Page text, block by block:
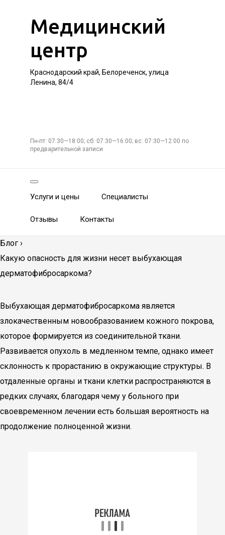
Медицинский
центр
Краснодарский край, Белореченск, улица
Ленина, 84/4
Пн-пт: 07:30—18:00; сб: 07:30—16:00; вс: 07:30—12:00 по
предварительной записи
Услуги и цены Специалисты
Отзывы Контакты
Блог ›
Какую опасность для жизни несет выбухающая
дерматофибросаркома?
Выбухающая дерматофибросаркома является
злокачественным новообразованием кожного покрова,
которое формируется из соединительной ткани.
Развивается опухоль в медленном темпе, однако имеет
склонность к прорастанию в окружающие структуры. В
отдаленные органы и ткани клетки распространяются в
редких случаях, благодаря чему у больного при
своевременном лечении есть большая вероятность на
продолжение полноценной жизни.